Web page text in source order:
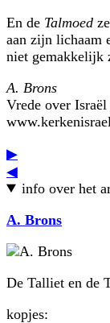
En de Talmoed
aan zijn lichaam
niet gemakkelijk
A. Brons
Vrede over
▶
◀
info over het
A. Brons
De Talliet en de
kopjes: